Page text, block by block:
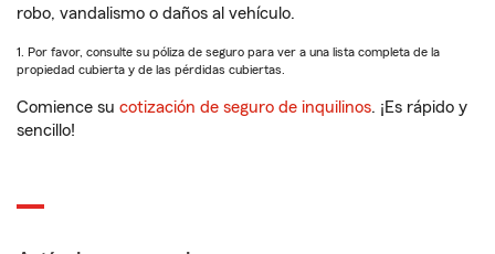
robo, vandalismo o daños al vehículo.
1. Por favor, consulte su póliza de seguro para ver a una lista completa de la
propiedad cubierta y de las pérdidas cubiertas.
Comience su cotización de seguro de inquilinos. ¡Es rápido y
sencillo!